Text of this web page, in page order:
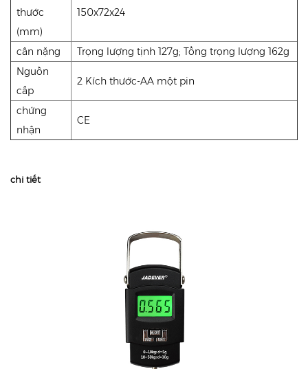
thước
(mm)
150x72x24
cân nặng
Trọng lượng tịnh 127g; Tổng trọng lượng 162g
Nguồn
cấp
2 Kích thước-AA một pin
chứng
nhận
CE
chi tiết